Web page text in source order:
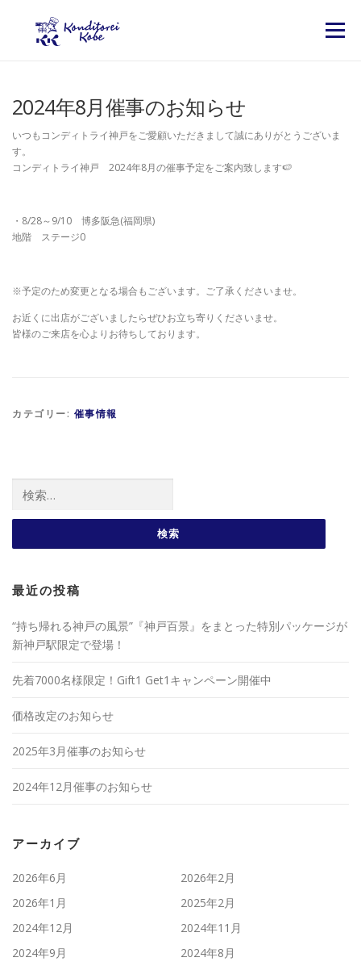
メニュー
2024年8月催事のお知らせ
いつもコンディトライ神戸をご愛顧いただきまして誠にありがとうございま
す。
コンディトライ神戸 2024年8月の催事予定をご案内致します🍉
・8/28～9/10 博多阪急(福岡県)
地階 ステージ0
※予定のため変更となる場合もございます。ご了承くださいませ。
お近くに出店がございましたらぜひお立ち寄りくださいませ。
皆様のご来店を心よりお待ちしております。
カテゴリー: 催事情報
最近の投稿
“持ち帰れる神戸の風景”『神戸百景』をまとった特別パッケージが
新神戸駅限定で登場！
先着7000名様限定！Gift1 Get1キャンペーン開催中
価格改定のお知らせ
2025年3月催事のお知らせ
2024年12月催事のお知らせ
アーカイブ
2026年6月
2026年2月
2026年1月
2025年2月
2024年12月
2024年11月
2024年9月
2024年8月